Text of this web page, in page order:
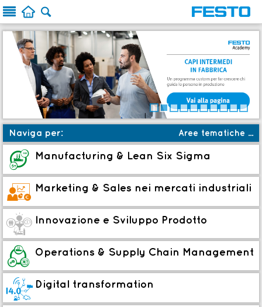
  
Naviga per: Aree tematiche ...
a Aree tematiche
c Soluzioni formative
b
: Prossimi avvii
★
J Manufacturing & Lean Six Sigma
t Marketing & Sales nei mercati industriali
P Innovazione e Sviluppo Prodotto
B Operations & Supply Chain Management
 Digital transformation